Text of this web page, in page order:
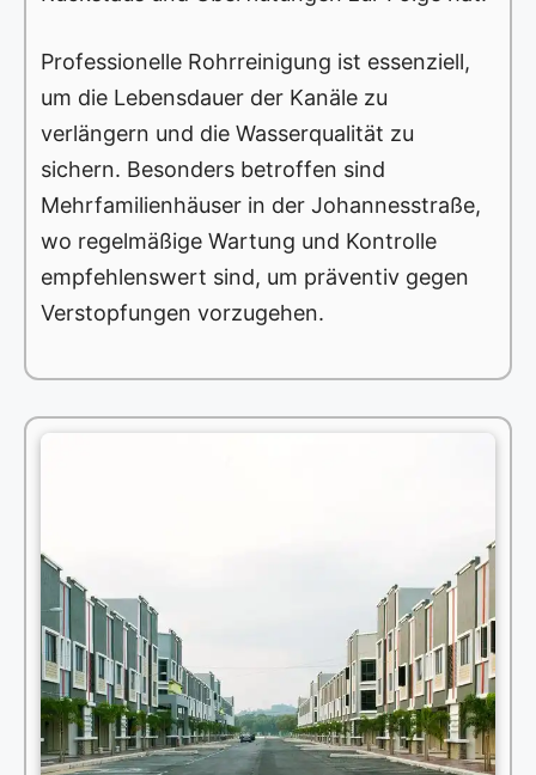
Professionelle Rohrreinigung ist essenziell,
um die Lebensdauer der Kanäle zu
verlängern und die Wasserqualität zu
sichern. Besonders betroffen sind
Mehrfamilienhäuser in der Johannesstraße,
wo regelmäßige Wartung und Kontrolle
empfehlenswert sind, um präventiv gegen
Verstopfungen vorzugehen.